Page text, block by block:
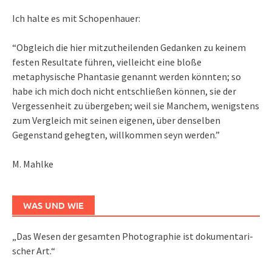
Ich halte es mit Schopenhauer:
“Obgleich die hier mitzutheilenden Gedanken zu keinem
festen Resultate führen, vielleicht eine bloße
metaphysische Phantasie genannt werden könnten; so
habe ich mich doch nicht entschließen können, sie der
Vergessenheit zu übergeben; weil sie Manchem, wenigstens
zum Vergleich mit seinen eigenen, über denselben
Gegenstand gehegten, willkommen seyn werden.”
M. Mahlke
WAS UND WIE
„Das We­sen der ge­sam­ten Pho­to­gra­phie ist do­ku­men­ta­ri­
scher Art.“